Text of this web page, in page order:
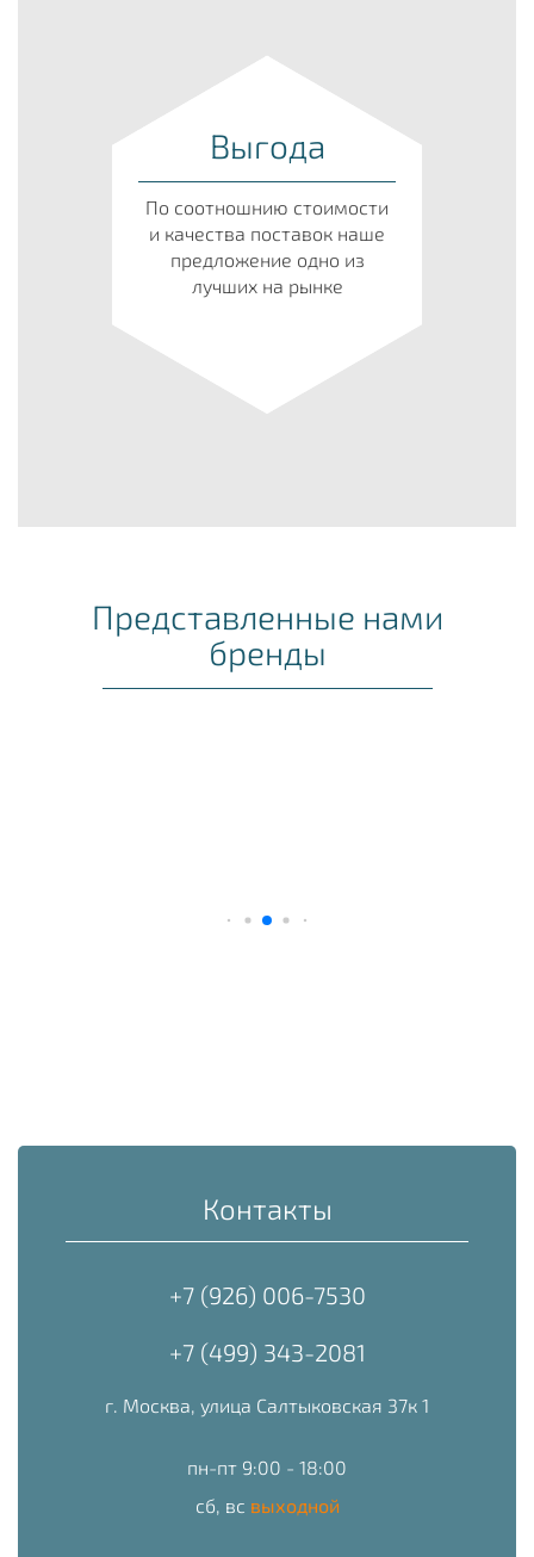
Выгода
По соотношнию стоимости
и качества поставок наше
предложение одно из
лучших на рынке
Представленные нами
бренды
Контакты
+7 (926) 006-7530
+7 (499) 343-2081
г. Москва, улица Салтыковская 37к 1
пн-пт 9:00 - 18:00
сб, вс выходной